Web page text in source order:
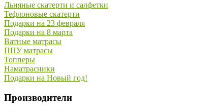
Льняные скатерти и салфетки
Тефлоновые скатерти
Подарки на 23 февраля
Подарки на 8 марта
Ватные матрасы
ППУ матрасы
Топперы
Наматрасники
Подарки на Новый год!
Производители